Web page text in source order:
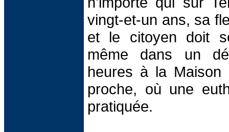
vingt-et-un ans, sa
et le citoyen doit
même dans un
heures à la
proche, où une
pratiquée.